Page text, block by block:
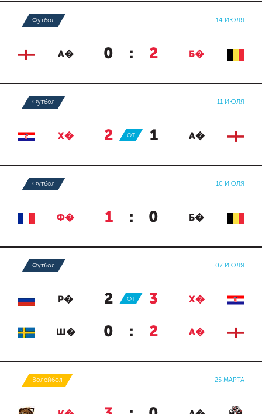
Футбол 14 ИЮЛЯ
А� 0 : 2 Б�
Футбол 11 ИЮЛЯ
Х� 2 : 1 А�
ОТ
Футбол 10 ИЮЛЯ
Ф� 1 : 0 Б�
Футбол 07 ИЮЛЯ
Р� 2 : 3 Х�
ОТ
Ш� 0 : 2 А�
Волейбол 25 МАРТА